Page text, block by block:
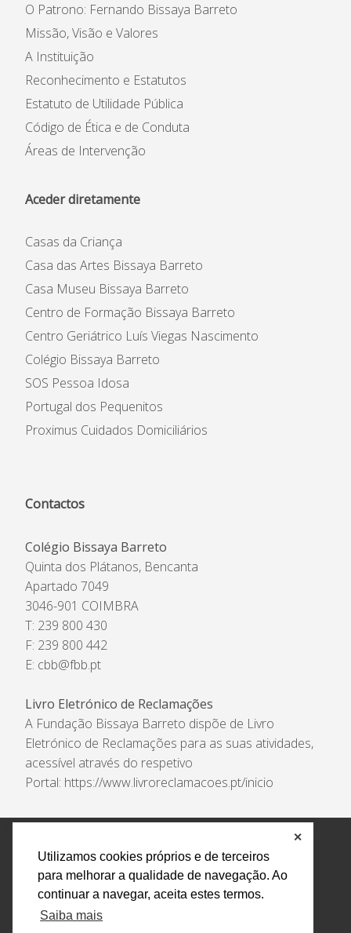
Utilizamos cookies próprios e de terceiros
para melhorar a qualidade de navegação. Ao
continuar a navegar, aceita estes termos.
Saiba mais
✕
O Patrono: Fernando Bissaya Barreto
Missão, Visão e Valores
A Instituição
Reconhecimento e Estatutos
Estatuto de Utilidade Pública
Código de Ética e de Conduta
Áreas de Intervenção
Aceder diretamente
Casas da Criança
Casa das Artes Bissaya Barreto
Casa Museu Bissaya Barreto
Centro de Formação Bissaya Barreto
Centro Geriátrico Luís Viegas Nascimento
Colégio Bissaya Barreto
SOS Pessoa Idosa
Portugal dos Pequenitos
Proximus Cuidados Domiciliários
Contactos
Colégio Bissaya Barreto
Quinta dos Plátanos, Bencanta
Apartado 7049
3046-901 COIMBRA
T: 239 800 430
F: 239 800 442
E: cbb@fbb.pt
Livro Eletrónico de Reclamações
A Fundação Bissaya Barreto dispõe de Livro
Eletrónico de Reclamações para as suas atividades,
acessível através do respetivo
Portal: https://www.livroreclamacoes.pt/inicio
Política de Privacidade e Tratamento de Dados
Encarregado de Proteção de Dados
Livro Eletrónico
de Reclamações
Canal de Denúncias
Todos os direitos reservados Design by AM. Developed by